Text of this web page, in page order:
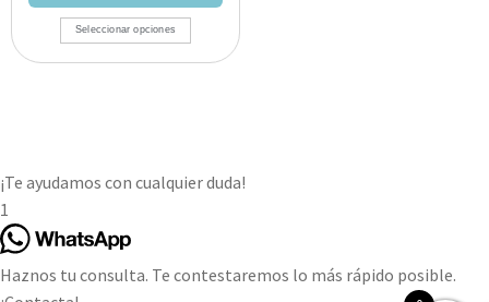
Seleccionar opciones
¡Te ayudamos con cualquier duda!
1
Haznos tu consulta. Te contestaremos lo más rápido posible.